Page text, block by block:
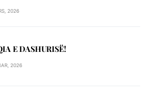
2026
E DASHURISË!
2026